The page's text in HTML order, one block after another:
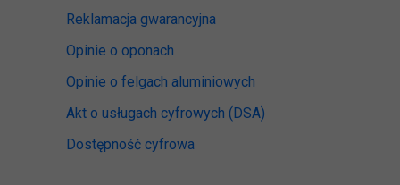
Reklamacja gwarancyjna
Opinie o oponach
Opinie o felgach aluminiowych
Akt o usługach cyfrowych (DSA)
Dostępność cyfrowa